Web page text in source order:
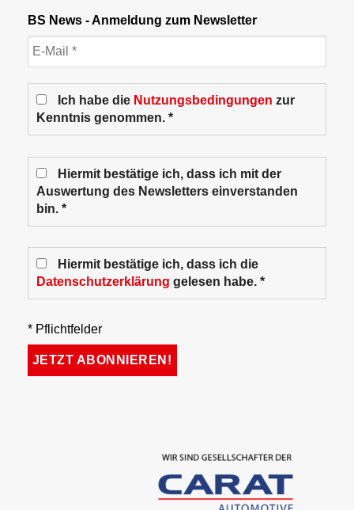
BS News - Anmeldung zum Newsletter
Ich habe die Nutzungsbedingungen
Kenntnis genommen. *
Hiermit bestätige ich, dass ich mit der
Auswertung des Newsletters einverstanden
bin. *
Hiermit bestätige ich, dass ich die
Datenschutzerklärung gelesen habe. *
* Pflichtfelder